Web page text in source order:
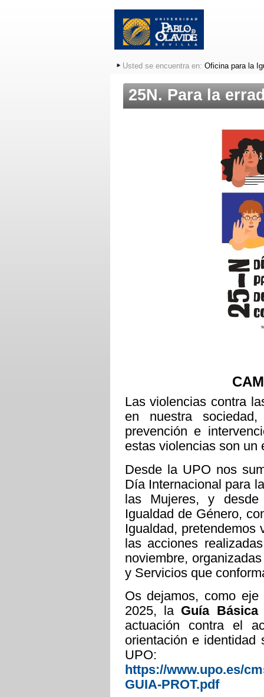
Usted se encuentra en: Oficina para la
25N. Para la
Las violencias contra
en nuestra
prevención e
estas violencias son un
Desde la UPO nos
Día Internacional para
las Mujeres, y
Igualdad de Género,
Igualdad, pretendemos
las acciones
noviembre,
y Servicios que
Os dejamos, como
2025, la Guía Básica
actuación contra el
orientación e identidad
UPO:
https://www.upo.es/
GUIA-PROT.pdf